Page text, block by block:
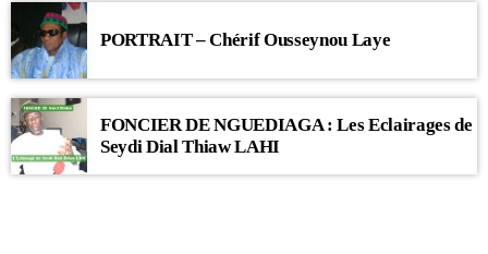
PORTRAIT – Chérif Ousseynou Laye
FONCIER DE NGUEDIAGA : Les Eclairages de
Seydi Dial Thiaw LAHI